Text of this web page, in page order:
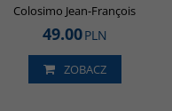
Colosimo Jean-François
49.00PLN
ZOBACZ